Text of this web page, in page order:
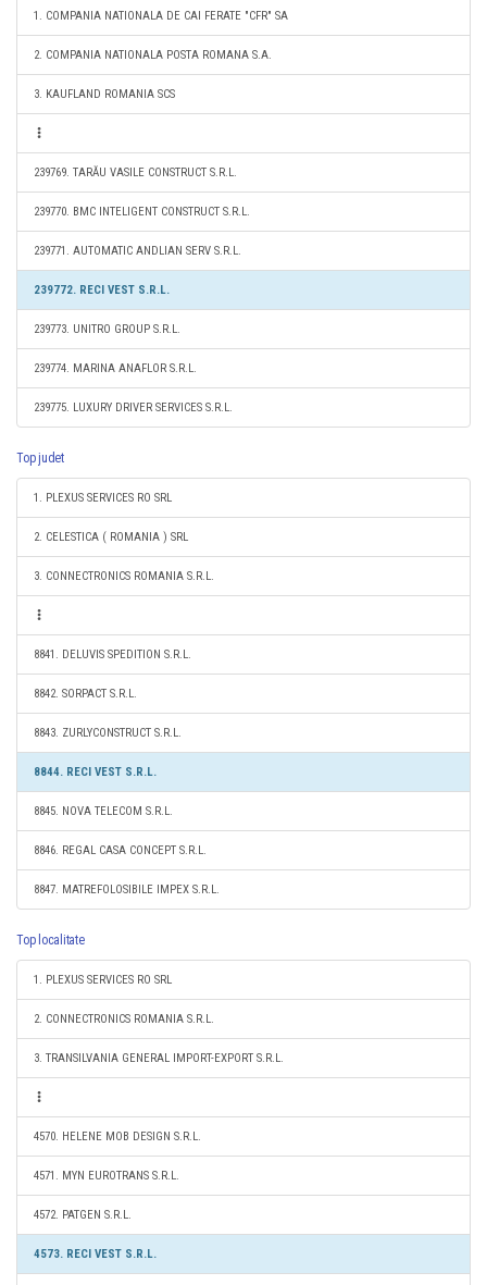
1. COMPANIA NATIONALA DE CAI FERATE "CFR" SA
2. COMPANIA NATIONALA POSTA ROMANA S.A.
3. KAUFLAND ROMANIA SCS
239769. TARĂU VASILE CONSTRUCT S.R.L.
239770. BMC INTELIGENT CONSTRUCT S.R.L.
239771. AUTOMATIC ANDLIAN SERV S.R.L.
239772. RECI VEST S.R.L.
239773. UNITRO GROUP S.R.L.
239774. MARINA ANAFLOR S.R.L.
239775. LUXURY DRIVER SERVICES S.R.L.
Top judet
1. PLEXUS SERVICES RO SRL
2. CELESTICA ( ROMANIA ) SRL
3. CONNECTRONICS ROMANIA S.R.L.
8841. DELUVIS SPEDITION S.R.L.
8842. SORPACT S.R.L.
8843. ZURLYCONSTRUCT S.R.L.
8844. RECI VEST S.R.L.
8845. NOVA TELECOM S.R.L.
8846. REGAL CASA CONCEPT S.R.L.
8847. MATREFOLOSIBILE IMPEX S.R.L.
Top localitate
1. PLEXUS SERVICES RO SRL
2. CONNECTRONICS ROMANIA S.R.L.
3. TRANSILVANIA GENERAL IMPORT-EXPORT S.R.L.
4570. HELENE MOB DESIGN S.R.L.
4571. MYN EUROTRANS S.R.L.
4572. PATGEN S.R.L.
4573. RECI VEST S.R.L.